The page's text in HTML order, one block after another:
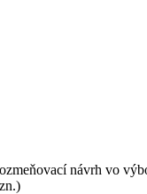
návrh vo